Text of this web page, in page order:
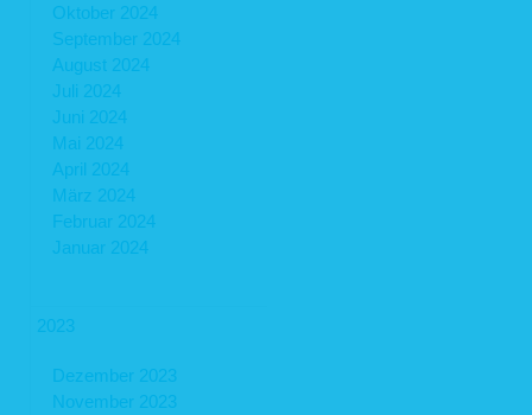
Oktober 2024
September 2024
August 2024
Juli 2024
Juni 2024
Mai 2024
April 2024
März 2024
Februar 2024
Januar 2024
2023
Dezember 2023
November 2023